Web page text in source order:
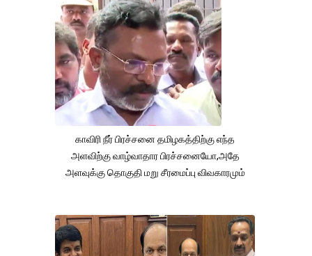
காவிரி நீர் பிரச்சனை தமிழகத்திற்கு எந்த
அளவிற்கு வாழ்வாதார பிரச்சனையோ,அதே
அளவுக்கு தொகுதி மறு சீரமைப்பு விவகாரமும்